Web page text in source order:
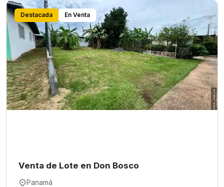
Destacada En Venta
Venta de Lote en Don Bosco
Panamá